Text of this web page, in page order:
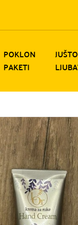
POKLON
PAKETI
JUŠTO